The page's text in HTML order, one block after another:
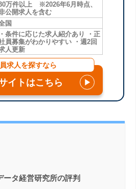
万件以上 ※2026年6月時点、
公開求人を含む
国
・条件に応じた求人紹介あり ・正
員募集がわかりやすい ・週2回
人更新
求人を探すなら
イトはこちら ▶
ータ経営研究所の評判